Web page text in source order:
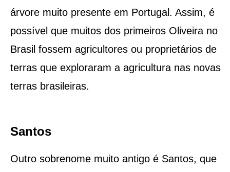
árvore muito presente em Portugal. Assim, é
possível que muitos dos primeiros Oliveira no
Brasil fossem agricultores ou proprietários de
terras que exploraram a agricultura nas novas
terras brasileiras.
Santos
Outro sobrenome muito antigo é Santos, que